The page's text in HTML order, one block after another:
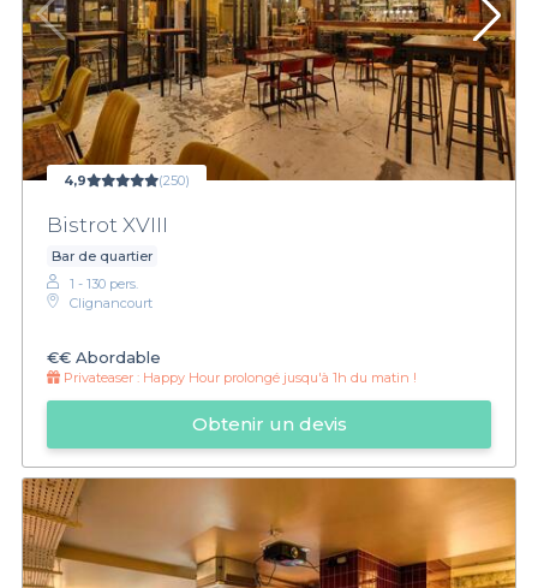
4,9 (250)
Bistrot XVIII
Bar de quartier
1 - 130 pers.
Clignancourt
€€ Abordable
Privateaser : Happy Hour prolongé jusqu'à 1h du matin !
Obtenir un devis